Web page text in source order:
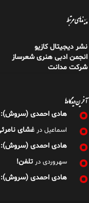
پیوندهای مرتبط
نشر دیجیتال کازیو
انجمن ادبی هنری شعرساز
شرکت مدانت
آخرین دیدگاه‌ها
هادی احمدی (سروش):
اسماعیل در غشای
هادی احمدی (سروش):
سهروردی در تلفن!
هادی احمدی (سروش):